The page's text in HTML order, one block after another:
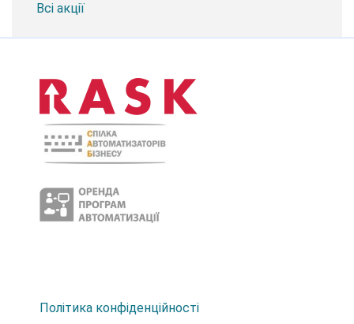
Всі акції
Політика конфіденційності